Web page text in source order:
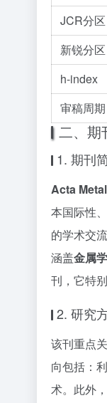
JCR分区
新锐分区
h-index
审稿周期
二、期
1. 期刊
Acta
本国际性
的学术交
涵盖金属学
刊，它特
2. 研究
该刊重点
向包括：
术。此外